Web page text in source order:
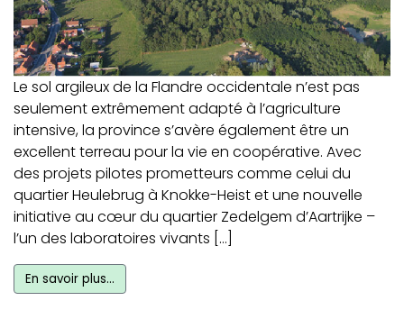
Le sol argileux de la Flandre occidentale n’est pas
seulement extrêmement adapté à l’agriculture
intensive, la province s’avère également être un
excellent terreau pour la vie en coopérative. Avec
des projets pilotes prometteurs comme celui du
quartier Heulebrug à Knokke-Heist et une nouvelle
initiative au cœur du quartier Zedelgem d’Aartrijke –
l’un des laboratoires vivants […]
En savoir plus…